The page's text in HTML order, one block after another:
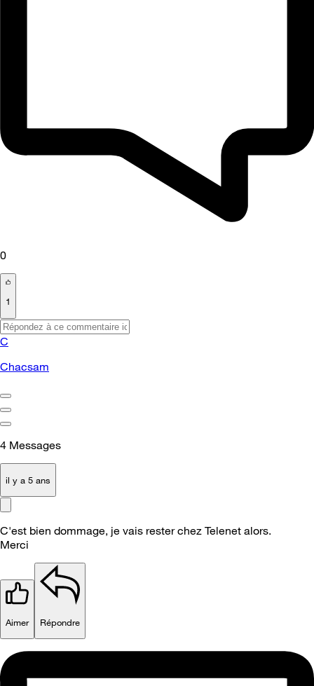
0
1
C
Chacsam
4 Messages
il y a 5 ans
C'est bien dommage, je vais rester chez Telenet alors.
Merci
Aimer Répondre